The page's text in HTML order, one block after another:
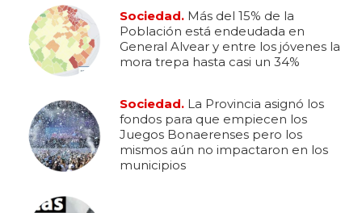
Sociedad. Más del 15% de la
Población está endeudada en
General Alvear y entre los jóvenes la
mora trepa hasta casi un 34%
Sociedad. La Provincia asignó los
fondos para que empiecen los
Juegos Bonaerenses pero los
mismos aún no impactaron en los
municipios